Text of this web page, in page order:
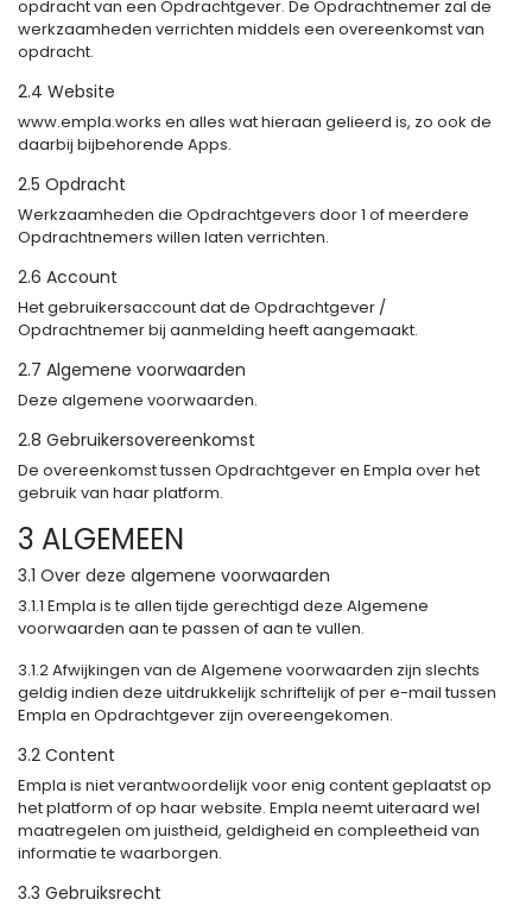
opdracht van een Opdrachtgever. De Opdrachtnemer zal de
werkzaamheden verrichten middels een overeenkomst van
opdracht.
2.4 Website
www.empla.works en alles wat hieraan gelieerd is, zo ook de
daarbij bijbehorende Apps.
2.5 Opdracht
Werkzaamheden die Opdrachtgevers door 1 of meerdere
Opdrachtnemers willen laten verrichten.
2.6 Account
Het gebruikersaccount dat de Opdrachtgever /
Opdrachtnemer bij aanmelding heeft aangemaakt.
2.7 Algemene voorwaarden
Deze algemene voorwaarden.
2.8 Gebruikersovereenkomst
De overeenkomst tussen Opdrachtgever en Empla over het
gebruik van haar platform.
3 ALGEMEEN
3.1 Over deze algemene voorwaarden
3.1.1 Empla is te allen tijde gerechtigd deze Algemene
voorwaarden aan te passen of aan te vullen.
3.1.2 Afwijkingen van de Algemene voorwaarden zijn slechts
geldig indien deze uitdrukkelijk schriftelijk of per e-mail tussen
Empla en Opdrachtgever zijn overeengekomen.
3.2 Content
Empla is niet verantwoordelijk voor enig content geplaatst op
het platform of op haar website. Empla neemt uiteraard wel
maatregelen om juistheid, geldigheid en compleetheid van
informatie te waarborgen.
3.3 Gebruiksrecht